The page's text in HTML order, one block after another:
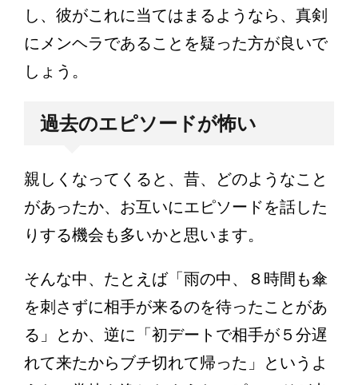
し、彼がこれに当てはまるようなら、真剣
にメンヘラであることを疑った方が良いで
しょう。
過去のエピソードが怖い
親しくなってくると、昔、どのようなこと
があったか、お互いにエピソードを話した
りする機会も多いかと思います。
そんな中、たとえば「雨の中、８時間も傘
を刺さずに相手が来るのを待ったことがあ
る」とか、逆に「初デートで相手が５分遅
れて来たからブチ切れて帰った」というよ